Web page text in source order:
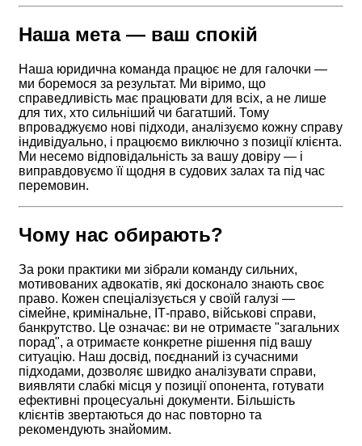
Наша мета — ваш спокій
Наша юридична команда працює не для галочки —
ми боремося за результат. Ми віримо, що
справедливість має працювати для всіх, а не лише
для тих, хто сильніший чи багатший. Тому
впроваджуємо нові підходи, аналізуємо кожну справу
індивідуально, і працюємо виключно з позиції клієнта.
Ми несемо відповідальність за вашу довіру — і
виправдовуємо її щодня в судових залах та під час
перемовин.
Чому нас обирають?
За роки практики ми зібрали команду сильних,
мотивованих адвокатів, які досконало знають своє
право. Кожен спеціалізується у своїй галузі —
сімейне, кримінальне, ІТ-право, військові справи,
банкрутство. Це означає: ви не отримаєте "загальних
порад", а отримаєте конкретне рішення під вашу
ситуацію. Наш досвід, поєднаний із сучасними
підходами, дозволяє швидко аналізувати справи,
виявляти слабкі місця у позиції опонента, готувати
ефективні процесуальні документи. Більшість
клієнтів звертаються до нас повторно та
рекомендують знайомим.